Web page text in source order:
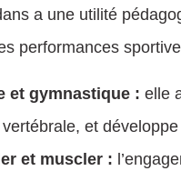
a une utilité
performances
et gymnastique : elle
et
et muscler :